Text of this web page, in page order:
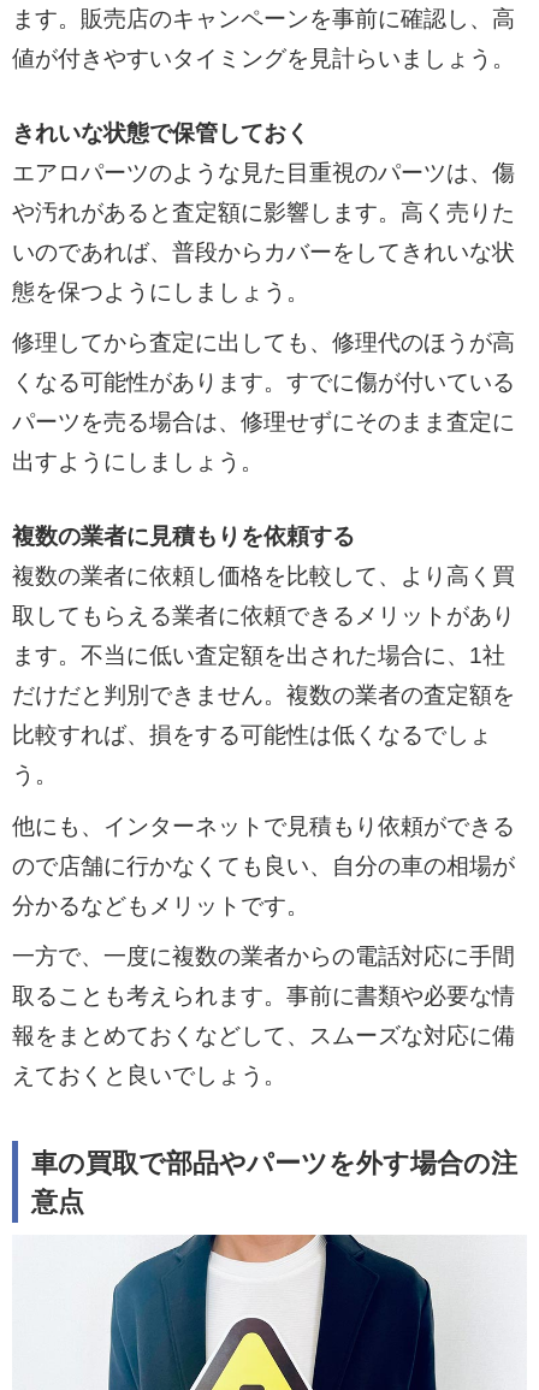
ます。販売店のキャンペーンを事前に確認し、高
値が付きやすいタイミングを見計らいましょう。
きれいな状態で保管しておく
エアロパーツのような見た目重視のパーツは、傷
や汚れがあると査定額に影響します。高く売りた
いのであれば、普段からカバーをしてきれいな状
態を保つようにしましょう。
修理してから査定に出しても、修理代のほうが高
くなる可能性があります。すでに傷が付いている
パーツを売る場合は、修理せずにそのまま査定に
出すようにしましょう。
複数の業者に見積もりを依頼する
複数の業者に依頼し価格を比較して、より高く買
取してもらえる業者に依頼できるメリットがあり
ます。不当に低い査定額を出された場合に、1社
だけだと判別できません。複数の業者の査定額を
比較すれば、損をする可能性は低くなるでしょ
う。
他にも、インターネットで見積もり依頼ができる
ので店舗に行かなくても良い、自分の車の相場が
分かるなどもメリットです。
一方で、一度に複数の業者からの電話対応に手間
取ることも考えられます。事前に書類や必要な情
報をまとめておくなどして、スムーズな対応に備
えておくと良いでしょう。
車の買取で部品やパーツを外す場合の注
意点